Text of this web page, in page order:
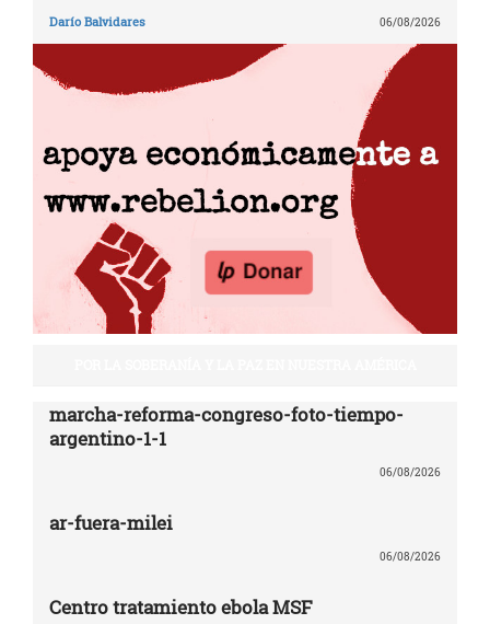
Darío Balvidares 06/08/2026
marcha-reforma-congreso-foto-tiempo-
argentino-1-1
06/08/2026
ar-fuera-milei
06/08/2026
Centro tratamiento ebola MSF